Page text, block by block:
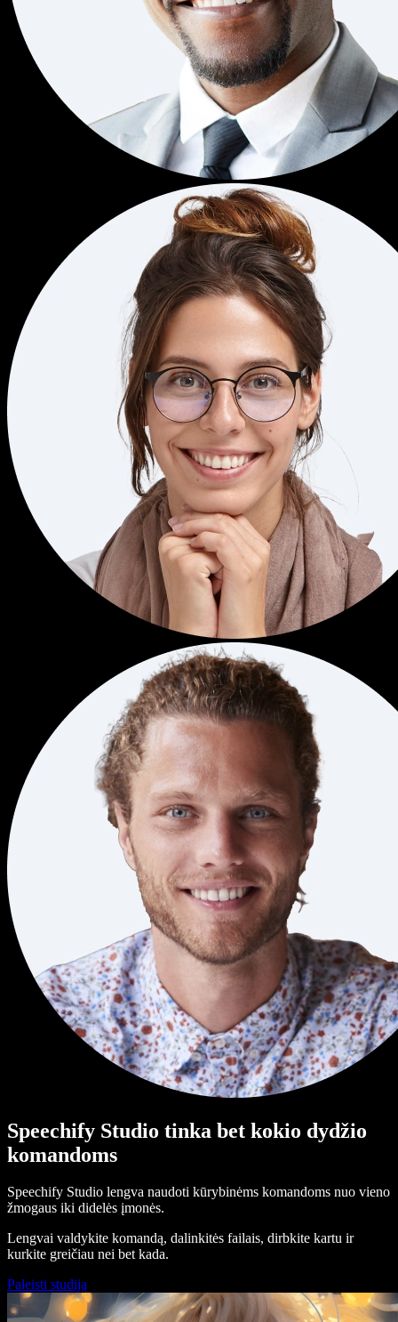
Speechify Studio tinka bet kokio dydžio
komandoms
Speechify Studio lengva naudoti kūrybinėms komandoms nuo vieno
žmogaus iki didelės įmonės.
Lengvai valdykite komandą, dalinkitės failais, dirbkite kartu ir
kurkite greičiau nei bet kada.
Paleisti studiją